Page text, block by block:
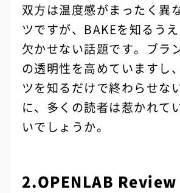
双方は温度感がまったく異
ツですが、BAKEを知るう
欠かせない話題です。ブラ
の透明性を高めていますし
ツを知るだけで終わらせな
に、多くの読者は惹かれて
いでしょうか。
2.OPENLAB Review